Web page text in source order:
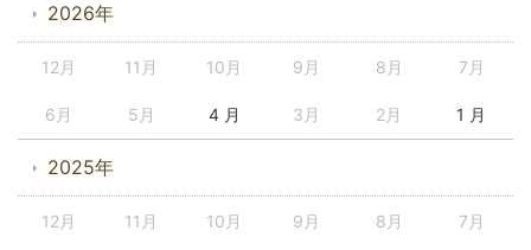
2026年
12月 11月 10月 9月 8月 7月
6月 5月 4 月 3月 2月 1 月
2025年
12月 11月 10月 9月 8月 7月